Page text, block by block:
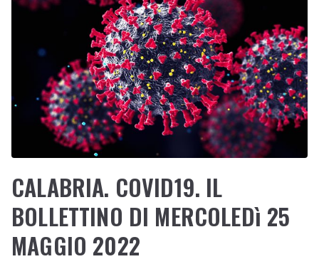
CALABRIA. COVID19. IL
BOLLETTINO DI MERCOLEDì 25
MAGGIO 2022